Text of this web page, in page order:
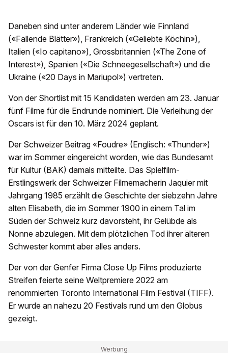
Daneben sind unter anderem Länder wie Finnland
(«Fallende Blätter»), Frankreich («Geliebte Köchin»),
Italien («Io capitano»), Grossbritannien («The Zone of
Interest»), Spanien («Die Schneegesellschaft») und die
Ukraine («20 Days in Mariupol») vertreten.
Von der Shortlist mit 15 Kandidaten werden am 23. Januar
fünf Filme für die Endrunde nominiert. Die Verleihung der
Oscars ist für den 10. März 2024 geplant.
Der Schweizer Beitrag «Foudre» (Englisch: «Thunder»)
war im Sommer eingereicht worden, wie das Bundesamt
für Kultur (BAK) damals mitteilte. Das Spielfilm-
Erstlingswerk der Schweizer Filmemacherin Jaquier mit
Jahrgang 1985 erzählt die Geschichte der siebzehn Jahre
alten Elisabeth, die im Sommer 1900 in einem Tal im
Süden der Schweiz kurz davorsteht, ihr Gelübde als
Nonne abzulegen. Mit dem plötzlichen Tod ihrer älteren
Schwester kommt aber alles anders.
Der von der Genfer Firma Close Up Films produzierte
Streifen feierte seine Weltpremiere 2022 am
renommierten Toronto International Film Festival (TIFF).
Er wurde an nahezu 20 Festivals rund um den Globus
gezeigt.